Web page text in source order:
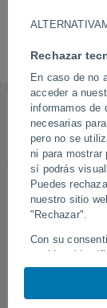
Rechazar
En caso de no
acceder a
informamos de
necesarias
pero no se
ni para mostrar
sí podrás
Puedes
nuestro sitio
"Rechazar".
Con su
cookies,
almacenar,
visita en este
identificadores
Angourie
Síguenos